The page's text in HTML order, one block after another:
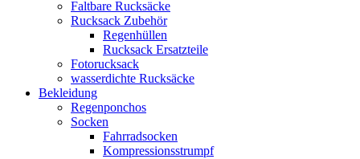
Faltbare Rucksäcke
Rucksack Zubehör
Regenhüllen
Rucksack Ersatzteile
Fotorucksack
wasserdichte Rucksäcke
Bekleidung
Regenponchos
Socken
Fahrradsocken
Kompressionsstrumpf